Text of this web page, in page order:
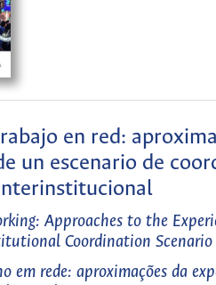
en red:
un escenario de
Approaches to the
Coordination Scenario
em rede: aproximações da